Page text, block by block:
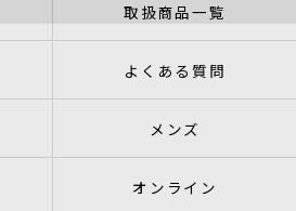
取扱商品一覧
よくある質問
メンズ
オンライン